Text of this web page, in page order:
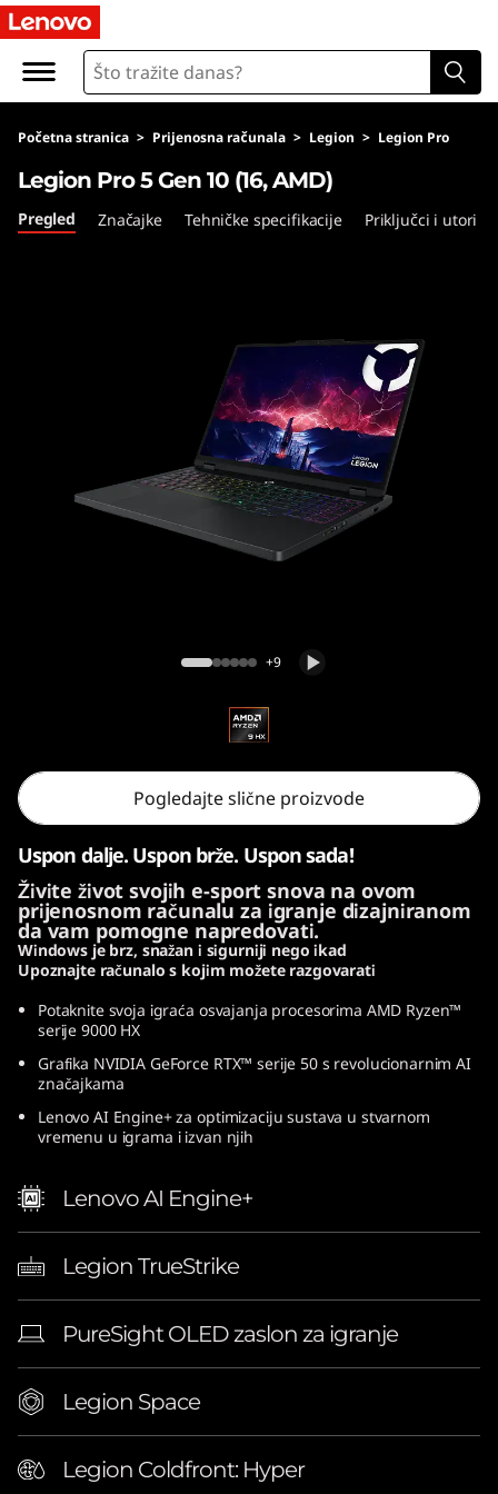
F
A
Q
Početna stranica > Prijenosna računala > Legion > Legion Pro
Legion Pro 5 Gen 10 (16, AMD)
Legion Pro 5 Gen 10 (16, AMD)
Pregled Značajke Tehničke specifikacije Priključci i utori
+9
Pogledajte slične proizvode
Uspon dalje. Uspon brže. Uspon sada!
Živite život svojih e-sport snova na ovom
prijenosnom računalu za igranje dizajniranom
da vam pomogne napredovati.
Windows je brz, snažan i sigurniji nego ikad
Upoznajte računalo s kojim možete razgovarati
Potaknite svoja igraća osvajanja procesorima AMD Ryzen™
serije 9000 HX
Grafika NVIDIA GeForce RTX™ serije 50 s revolucionarnim AI
značajkama
Lenovo AI Engine+ za optimizaciju sustava u stvarnom
vremenu u igrama i izvan njih
Lenovo AI Engine+
Legion TrueStrike
PureSight OLED zaslon za igranje
Legion Space
Legion Coldfront: Hyper